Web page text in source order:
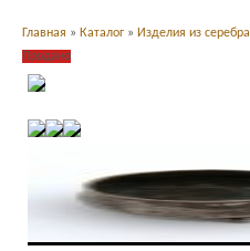
Главная » Каталог » Изделия из серебра
Продано